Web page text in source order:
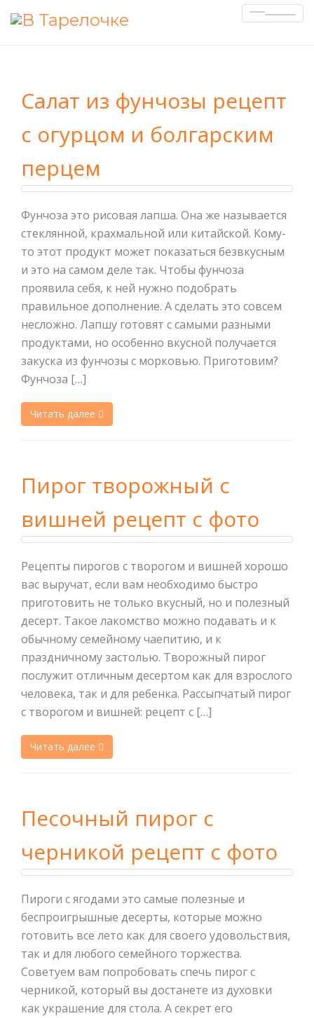
Салат из фунчозы рецепт
с огурцом и болгарским
перцем
Фунчоза это рисовая лапша. Она же называется
стеклянной, крахмальной или китайской. Кому-
то этот продукт может показаться безвкусным
и это на самом деле так. Чтобы фунчоза
проявила себя, к ней нужно подобрать
правильное дополнение. А сделать это совсем
несложно. Лапшу готовят с самыми разными
продуктами, но особенно вкусной получается
закуска из фунчозы с морковью. Приготовим?
Фунчоза […]
Читать далее
Пирог творожный с
вишней рецепт с фото
Рецепты пирогов с творогом и вишней хорошо
вас выручат, если вам необходимо быстро
приготовить не только вкусный, но и полезный
десерт. Такое лакомство можно подавать и к
обычному семейному чаепитию, и к
праздничному застолью. Творожный пирог
послужит отличным десертом как для взрослого
человека, так и для ребенка. Рассыпчатый пирог
с творогом и вишней: рецепт с […]
Читать далее
Песочный пирог с
черникой рецепт с фото
Пироги с ягодами это самые полезные и
беспроигрышные десерты, которые можно
готовить все лето как для своего удовольствия,
так и для любого семейного торжества.
Советуем вам попробовать спечь пирог с
черникой, который вы достанете из духовки
как украшение для стола. А секрет его